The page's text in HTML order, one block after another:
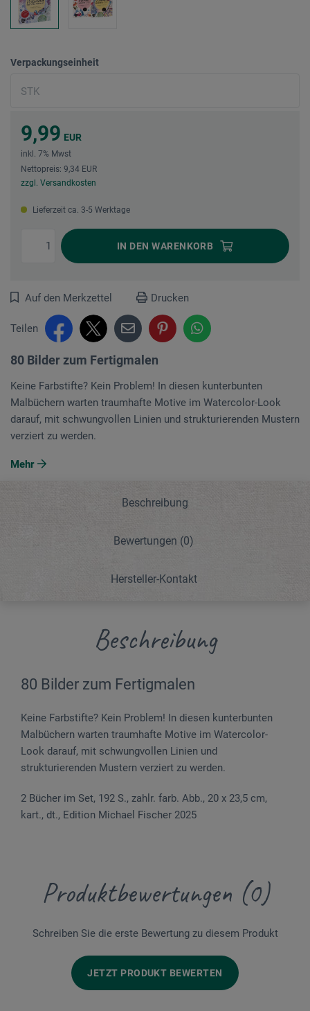
Verpackungseinheit
9,99 EUR
inkl. 7% Mwst
Nettopreis: 9,34 EUR
zzgl. Versandkosten
Lieferzeit ca. 3-5 Werktage
IN DEN WARENKORB
Auf den Merkzettel Drucken
Teilen
80 Bilder zum Fertigmalen
Keine Farbstifte? Kein Problem! In diesen kunterbunten
Malbüchern warten traumhafte Motive im Watercolor-Look
darauf, mit schwungvollen Linien und strukturierenden Mustern
verziert zu werden.
Mehr
Beschreibung
Bewertungen (0)
Hersteller-Kontakt
Beschreibung
80 Bilder zum Fertigmalen
Keine Farbstifte? Kein Problem! In diesen kunterbunten
Malbüchern warten traumhafte Motive im Watercolor-
Look darauf, mit schwungvollen Linien und
strukturierenden Mustern verziert zu werden.
2 Bücher im Set, 192 S., zahlr. farb. Abb., 20 x 23,5 cm,
kart., dt., Edition Michael Fischer 2025
Produktbewertungen (0)
Schreiben Sie die erste Bewertung zu diesem Produkt
JETZT PRODUKT BEWERTEN